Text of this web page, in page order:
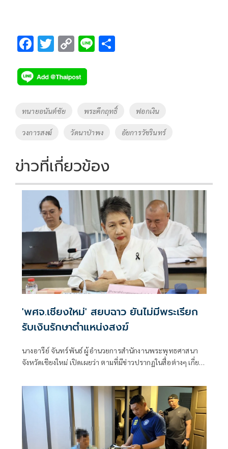
F
e
b
o
k
T
tt
er
C
p
y
Li
n
k
Li
Tags
ทนายอนันต์ชัย พระคึกฤทธิ์ ฟอกเงิน
วงการสงฆ์ วัดนาป่าพง อัยการวัชรินทร์
ข่าวที่เกี่ยวข้อง
'พศจ.เชียงใหม่' สยบฉาว ยันไม่มีพระเรียก
รับเงินรักษาตำแหน่งสงฆ์
นางอารีย์ จันทร์พันธ์ ผู้อำนวยการสำนักงานพระพุทธศาสนา
จังหวัดเชียงใหม่ เปิดเผยว่า ตามที่มีข่าวปรากฏในสื่อต่างๆ เกี่ยว
ตำแหน่งสำคัญทางสงฆ์